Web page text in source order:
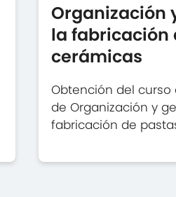
Organización
la fabricación
cerámicas
Obtención del
de Organización y
fabricación de